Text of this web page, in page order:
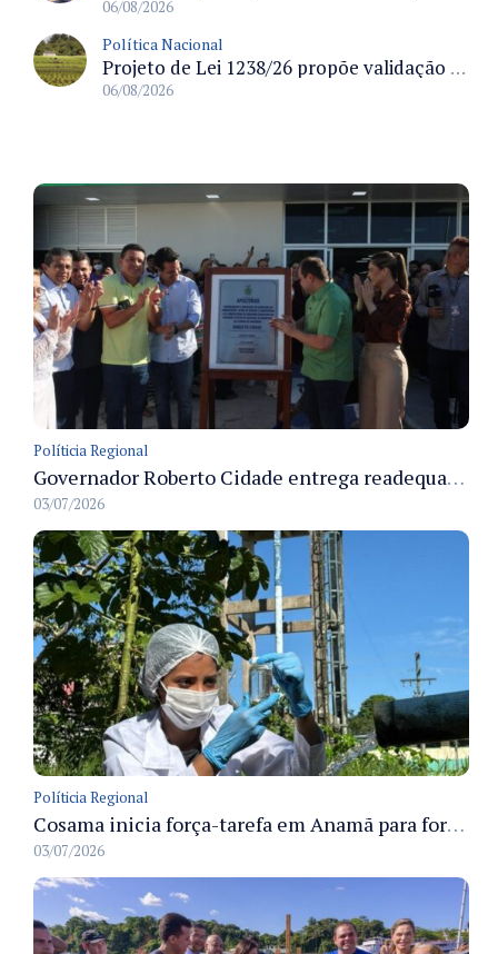
06/08/2026
Política Nacional
Projeto de Lei 1238/26 propõe validação automática do Cadastro Ambiental Rural para imóveis de até quatro módulos fiscais
06/08/2026
Políticia Regional
Governador Roberto Cidade entrega readequação do ambulatório da FCecon e amplia capacidade de atendimento oncológico em Manaus
03/07/2026
Políticia Regional
Cosama inicia força-tarefa em Anamã para fortalecer abastecimento de água e segurança hídrica da população
03/07/2026